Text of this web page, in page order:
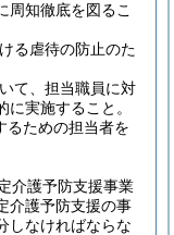
周知徹底を図るこ
る虐待の防止のた
て、担当職員に対
実施すること。
るための担当者を
介護予防支援事業
介護予防支援の事
しなければならな